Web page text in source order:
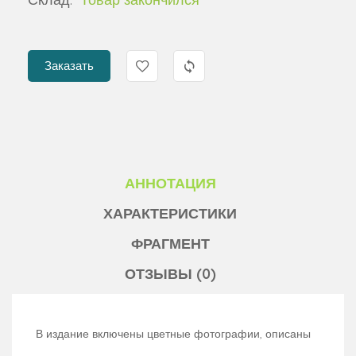
Заказать
АННОТАЦИЯ
ХАРАКТЕРИСТИКИ
ФРАГМЕНТ
ОТЗЫВЫ (0)
В издание включены цветные фотографии, описаны